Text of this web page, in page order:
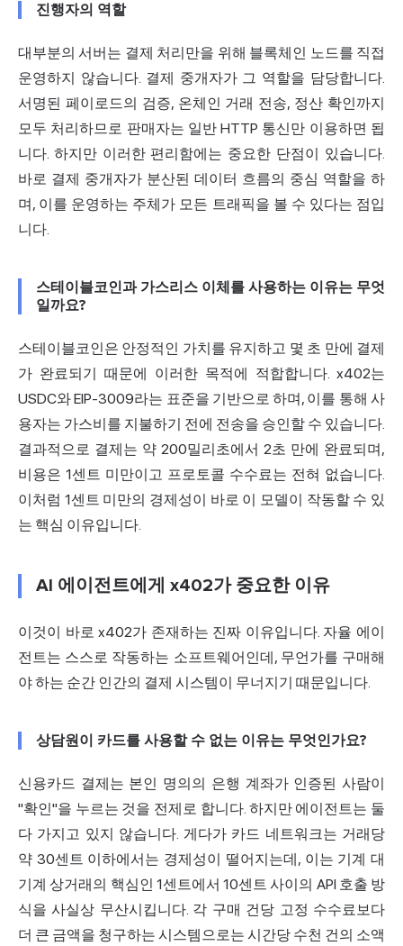
진행자의 역할
대부분의 서버는 결제 처리만을 위해 블록체인 노드를 직접
운영하지 않습니다. 결제 중개자가 그 역할을 담당합니다.
서명된 페이로드의 검증, 온체인 거래 전송, 정산 확인까지
모두 처리하므로 판매자는 일반 HTTP 통신만 이용하면 됩
니다. 하지만 이러한 편리함에는 중요한 단점이 있습니다.
바로 결제 중개자가 분산된 데이터 흐름의 중심 역할을 하
며, 이를 운영하는 주체가 모든 트래픽을 볼 수 있다는 점입
니다.
스테이블코인과 가스리스 이체를 사용하는 이유는 무엇
일까요?
스테이블코인은 안정적인 가치를 유지하고 몇 초 만에 결제
가 완료되기 때문에 이러한 목적에 적합합니다. x402는
USDC와 EIP-3009라는 표준을 기반으로 하며, 이를 통해 사
용자는 가스비를 지불하기 전에 전송을 승인할 수 있습니다.
결과적으로 결제는 약 200밀리초에서 2초 만에 완료되며,
비용은 1센트 미만이고 프로토콜 수수료는 전혀 없습니다.
이처럼 1센트 미만의 경제성이 바로 이 모델이 작동할 수 있
는 핵심 이유입니다.
AI 에이전트에게 x402가 중요한 이유
이것이 바로 x402가 존재하는 진짜 이유입니다. 자율 에이
전트는 스스로 작동하는 소프트웨어인데, 무언가를 구매해
야 하는 순간 인간의 결제 시스템이 무너지기 때문입니다.
상담원이 카드를 사용할 수 없는 이유는 무엇인가요?
신용카드 결제는 본인 명의의 은행 계좌가 인증된 사람이
"확인"을 누르는 것을 전제로 합니다. 하지만 에이전트는 둘
다 가지고 있지 않습니다. 게다가 카드 네트워크는 거래당
약 30센트 이하에서는 경제성이 떨어지는데, 이는 기계 대
기계 상거래의 핵심인 1센트에서 10센트 사이의 API 호출 방
식을 사실상 무산시킵니다. 각 구매 건당 고정 수수료보다
더 큰 금액을 청구하는 시스템으로는 시간당 수천 건의 소액